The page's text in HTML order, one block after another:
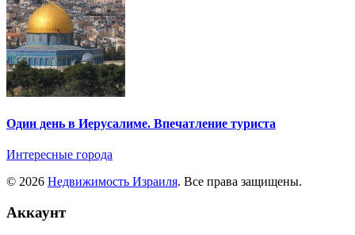
Один день в Иерусалиме. Впечатление туриста
Интересные города
© 2026 Недвижимость Израиля. Все права защищены.
Аккаунт